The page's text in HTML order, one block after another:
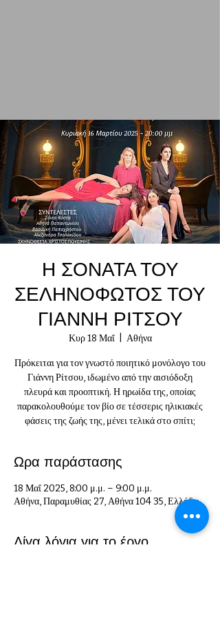
Η ΣΟΝΑΤΑ ΤΟΥ
ΣΕΛΗΝΟΦΩΤΟΣ ΤΟΥ
ΓΙΑΝΝΗ ΡΙΤΣΟΥ
Κυρ 18 Μαΐ
  |
Αθήνα
Πρόκειται για τον γνωστό ποιητικό μονόλογο του
Γιάννη Ρίτσου, ιδωμένο από την αισιόδοξη
πλευρά και προοπτική. Η ηρωίδα της, οποίας
παρακολουθούμε τον βίο σε τέσσερις ηλικιακές
φάσεις της ζωής της, μένει τελικά στο σπίτι;
Ωρα παράστασης
18 Μαΐ 2025, 8:00 μ.μ. – 9:00 μ.μ.
Αθήνα, Παραμυθίας 27, Αθήνα 104 35, Ελλάδα
Λίγα λόγια για το έργο